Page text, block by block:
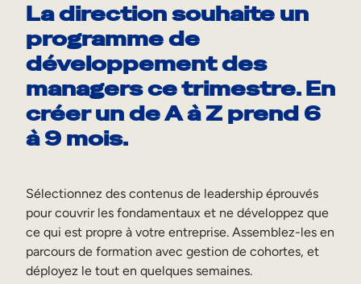
La direction souhaite un
programme de
développement des
managers ce trimestre. En
créer un de A à Z prend 6
à 9 mois.
Sélectionnez des contenus de leadership éprouvés
pour couvrir les fondamentaux et ne développez que
ce qui est propre à votre entreprise. Assemblez-les en
parcours de formation avec gestion de cohortes, et
déployez le tout en quelques semaines.